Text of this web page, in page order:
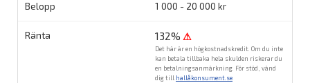
1 000 - 20 000 kr
132% ⚠
Det här är en högkostnadskredit. Om du inte
kan betala tillbaka hela skulden riskerar du
en betalningsanmärkning. För stöd, vänd
dig till hallåkonsument.se